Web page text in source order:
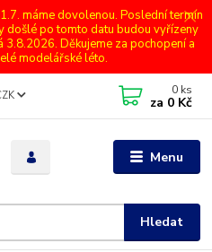
máme dovolenou. Poslední termín
došlé po tomto datu budou vyřízeny
3.8.2026. Děkujeme za pochopení a
modelářské léto.
Menu
Hledat
0 ks
za 0 Kč